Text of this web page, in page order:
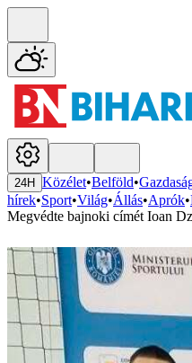
24H Közélet•Belföld•
hírek•Sport•Világ•Állás•Aprók•
Megvédte bajnoki címét Ioan